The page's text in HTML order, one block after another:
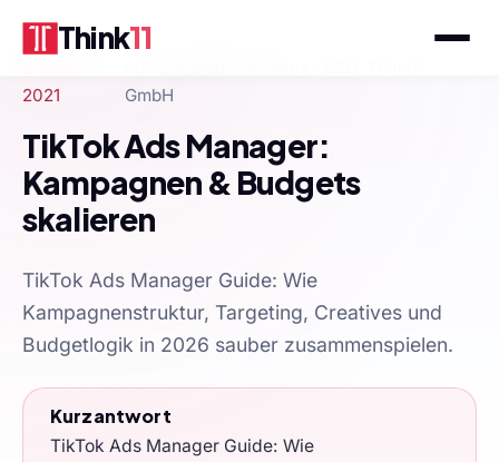
Think11
2021
GmbH
TikTok Ads Manager:
Kampagnen & Budgets
skalieren
TikTok Ads Manager Guide: Wie
Kampagnenstruktur, Targeting, Creatives und
Budgetlogik in 2026 sauber zusammenspielen.
Kurzantwort
TikTok Ads Manager Guide: Wie